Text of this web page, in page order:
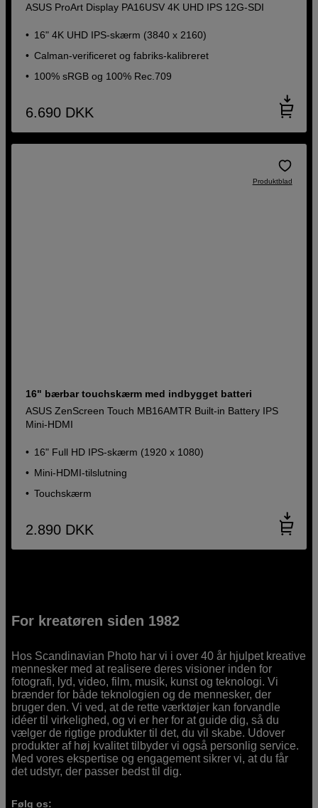
ASUS ProArt Display PA16USV 4K UHD IPS 12G-SDI
16" 4K UHD IPS-skærm (3840 x 2160)
Calman-verificeret og fabriks-kalibreret
100% sRGB og 100% Rec.709
6.690 DKK
Produktblad
16" bærbar touchskærm med indbygget batteri
ASUS ZenScreen Touch MB16AMTR Built-in Battery IPS
Mini-HDMI
16" Full HD IPS-skærm (1920 x 1080)
Mini-HDMI-tilslutning
Touchskærm
2.890 DKK
For kreatøren siden 1982
Hos Scandinavian Photo har vi i over 40 år hjulpet kreative
mennesker med at realisere deres visioner inden for
fotografi, lyd, video, film, musik, kunst og teknologi. Vi
brænder for både teknologien og de mennesker, der
bruger den. Vi ved, at de rette værktøjer kan forvandle
idéer til virkelighed, og vi er her for at guide dig, så du
vælger de rigtige produkter til det, du vil skabe. Udover
produkter af høj kvalitet tilbyder vi også personlig service.
Med vores ekspertise og engagement sikrer vi, at du får
det udstyr, der passer bedst til dig.
Følg os: